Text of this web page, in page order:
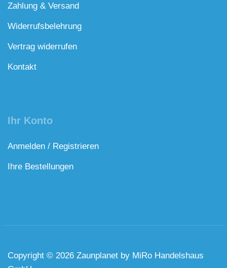
Zahlung & Versand
Widerrufsbelehrung
Vertrag widerrufen
Kontakt
Ihr Konto
Anmelden / Registrieren
Ihre Bestellungen
Copyright © 2026 Zaunplanet by MiRo Handelshaus